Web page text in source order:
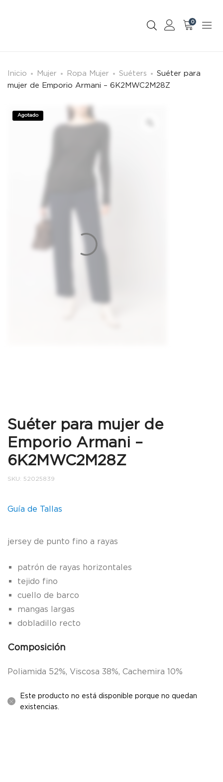
0
Inicio Mujer Ropa Mujer Suéters
Suéter para
mujer de Emporio Armani – 6K2MWC2M28Z
Agotado
Suéter para mujer de
Emporio Armani –
6K2MWC2M28Z
SKU: 52025839
Guía de Tallas
jersey de punto fino a rayas
patrón de rayas horizontales
tejido fino
cuello de barco
mangas largas
dobladillo recto
Composición
Poliamida 52%, Viscosa 38%, Cachemira 10%
Este producto no está disponible porque no quedan
existencias.